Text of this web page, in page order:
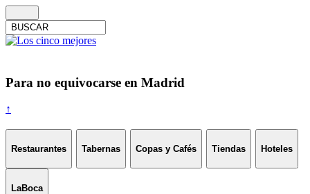
Para no equivocarse en Madrid
↑
Restaurantes Tabernas Copas y Cafés Tiendas Hoteles
LaBoca